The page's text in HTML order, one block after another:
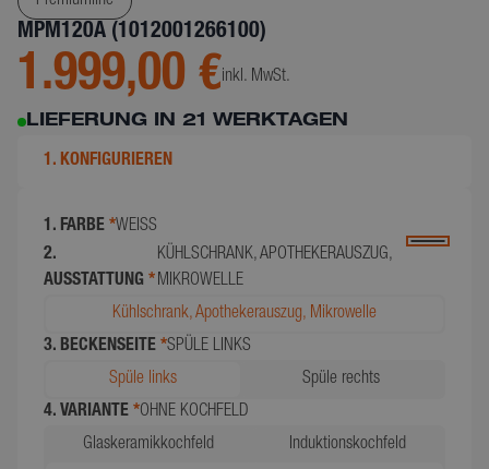
MPM120A (1012001266100)
1.999,00 €inkl. MwSt.
LIEFERUNG IN 21 WERKTAGEN
1. KONFIGURIEREN
1. FARBE *WEISS
2.
AUSSTATTUNG *
KÜHLSCHRANK, APOTHEKERAUSZUG,
MIKROWELLE
Kühlschrank, Apothekerauszug, Mikrowelle
3. BECKENSEITE *SPÜLE LINKS
Spüle links
Spüle rechts
4. VARIANTE *OHNE KOCHFELD
Glaskeramikkochfeld
Induktionskochfeld